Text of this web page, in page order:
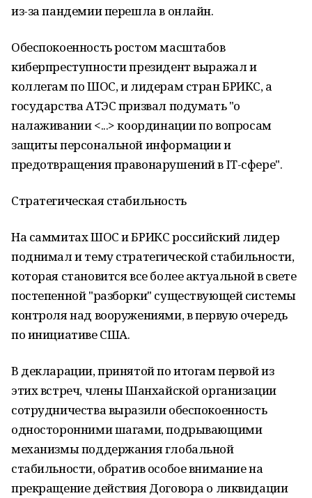
из-за пандемии перешла в онлайн.
Обеспокоенность ростом масштабов
киберпреступности президент выражал и
коллегам по ШОС, и лидерам стран БРИКС, а
государства АТЭС призвал подумать "о
налаживании <...> координации по вопросам
защиты персональной информации и
предотвращения правонарушений в IT-сфере".
Стратегическая стабильность
На саммитах ШОС и БРИКС российский лидер
поднимал и тему стратегической стабильности,
которая становится все более актуальной в свете
постепенной "разборки" существующей системы
контроля над вооружениями, в первую очередь
по инициативе США.
В декларации, принятой по итогам первой из
этих встреч, члены Шанхайской организации
сотрудничества выразили обеспокоенность
односторонними шагами, подрывающими
механизмы поддержания глобальной
стабильности, обратив особое внимание на
прекращение действия Договора о ликвидации